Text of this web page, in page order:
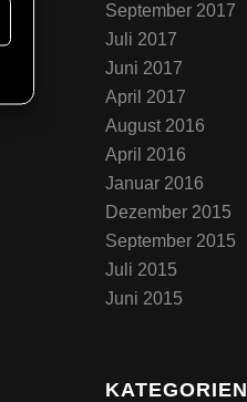
September 2017
Juli 2017
Juni 2017
April 2017
August 2016
April 2016
Januar 2016
Dezember 2015
September 2015
Juli 2015
Juni 2015
KATEGORIEN